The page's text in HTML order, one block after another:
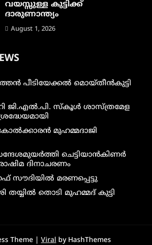
വയസ്സുള്ള കുട്ടിക്ക്
ദാരുണാന്ത്യം
August 1, 2026
പീടിയേക്കൽ മൊയ്തീൻകുട്ടി
ജി.എൽ.പി. സ്കൂൾ ശാസ്ത്രമേള
മുഹമ്മദാജി
ചെട്ടിയാൻകിണർ
ദിനാചരണം
സൗദിയിൽ മരണപ്പെട്ടു
തയ്യിൽ തൊടി മുഹമ്മദ് കുട്ടി
Theme | Viral by HashThemes